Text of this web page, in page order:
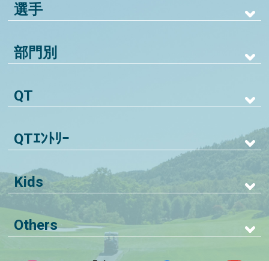
選手
部門別
QT
QTｴﾝﾄﾘｰ
Kids
Others